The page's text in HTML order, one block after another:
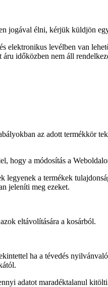
jogával élni, kérjük küldjön
elektronikus levélben van
időközben nem áll
az adott termékkör
hogy a módosítás a
a termékek
jeleníti meg ezeket.
eltávolítására a kosárból.
ha a tévedés
adatot maradéktalanul